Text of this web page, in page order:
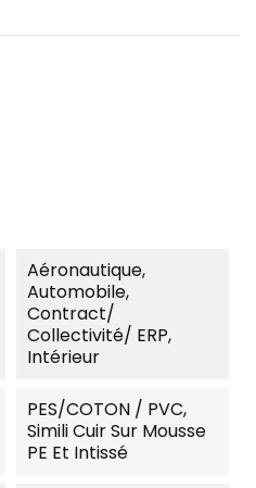
Aéronautique,
Automobile,
Contract/
Collectivité/ ERP,
Intérieur
PES/COTON / PVC,
Simili Cuir Sur Mousse
PE Et Intissé